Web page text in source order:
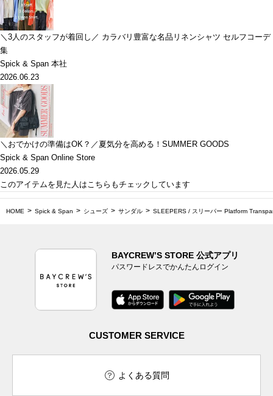
＼3人のスタッフが着回し／ カラバリ豊富な名品リネンシャツ セルフコーデ
集
Spick & Span 本社
2026.06.23
＼おでかけの準備はOK？／夏気分を高める！SUMMER GOODS
Spick & Span Online Store
2026.05.29
このアイテムを見た人はこちらもチェックしています
HOME Spick & Span シューズ サンダル SLEEPERS / スリーパー Platform
BAYCREW’S STORE 公式アプリ
パスワードレスでかんたんログイン
CUSTOMER SERVICE
よくある質問